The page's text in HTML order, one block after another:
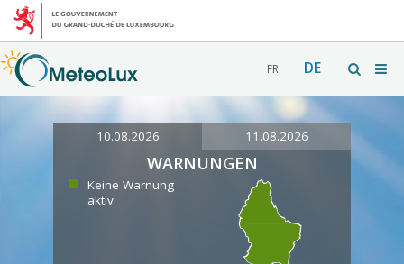
FR DE
10.08.2026 11.08.2026
WARNUNGEN
Keine Warnung
aktiv